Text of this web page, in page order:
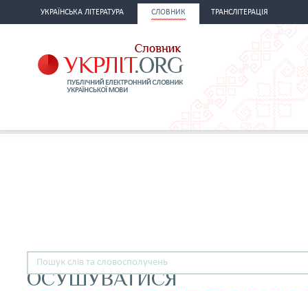
УКРАЇНСЬКА ЛІТЕРАТУРА СЛОВНИК ТРАНСЛІТЕРАЦІЯ
ОСУШУВАТИСЯ